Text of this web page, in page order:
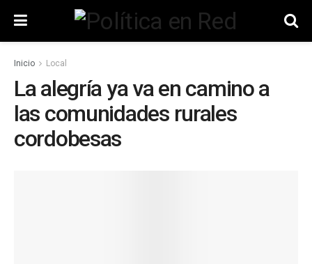
Inicio Local
La alegría ya va en camino a
las comunidades rurales
cordobesas